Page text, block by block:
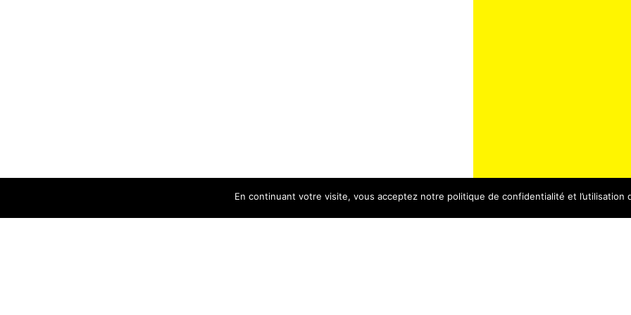
En continuant votre visite, vous acceptez notre politique de confidentialité et l’utilisation